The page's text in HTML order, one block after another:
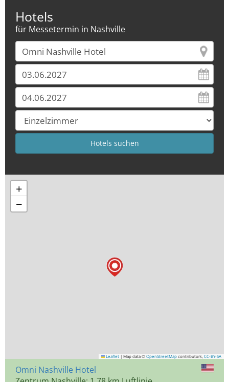
Hotels
für Messetermin in Nashville
+
−
Leaflet | Map data © OpenStreetMap contributors, CC-BY-SA
Omni Nashville Hotel